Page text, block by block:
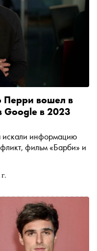
Перри вошел в
Google в 2023
искали информацию
фильм «Барби» и